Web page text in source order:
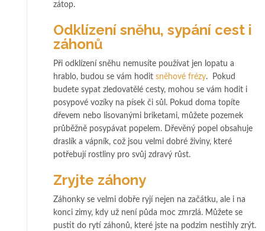
zátop.
Odklízení sněhu, sypání cest i
záhonů
Při odklízení sněhu nemusíte používat jen lopatu a
hrablo, budou se vám hodit sněhové frézy.
Pokud
budete sypat zledovatělé cesty, mohou se vám hodit i
posypové vozíky na písek či sůl. Pokud doma topíte
dřevem nebo lisovanými briketami, můžete pozemek
průběžně posypávat popelem. Dřevěný popel obsahuje
draslík a vápník, což jsou velmi dobré živiny, které
potřebují rostliny pro svůj zdravý růst.
Zryjte záhony
Záhonky se velmi dobře ryjí nejen na začátku, ale i na
konci zimy, kdy už není půda moc zmrzlá. Můžete se
pustit do rytí záhonů, které jste na podzim nestihly zrýt.